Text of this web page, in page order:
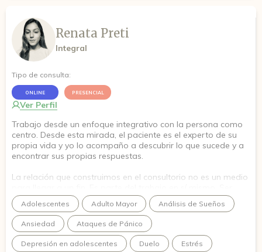
Renata Preti
Integral
Tipo de consulta:
ONLINE PRESENCIAL
Ver Perfil
Trabajo desde un enfoque integrativo con la persona como
centro. Desde esta mirada, el paciente es el experto de su
propia vida y yo lo acompaño a descubrir lo que sucede y a
encontrar sus propias respuestas.
La relación que construimos en el consultorio no es un medio
escuchado de verdad tiene un efecto terapéutico concreto.
Trabajo con adolescentes y adultos en temáticas como
duelo, migración, ansiedad, depresión, sentimientos de
soledad, descubrimiento personal, autoestima y vínculos
Adolescentes Adulto Mayor Análisis de Sueños
Ansiedad Ataques de Pánico
Depresión en adolescentes Duelo Estrés